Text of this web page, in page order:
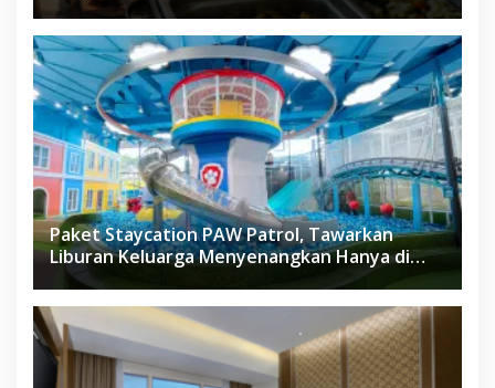
Paket Staycation PAW Patrol, Tawarkan
Liburan Keluarga Menyenangkan Hanya di
Herloom Hotel BSD